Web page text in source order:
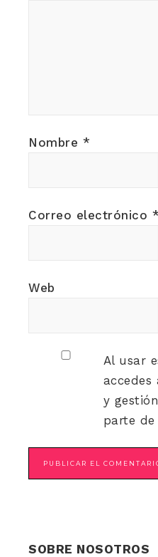
Nombre *
Correo electrónico *
Web
Al usar
y
parte de
SOBRE NOSOTROS